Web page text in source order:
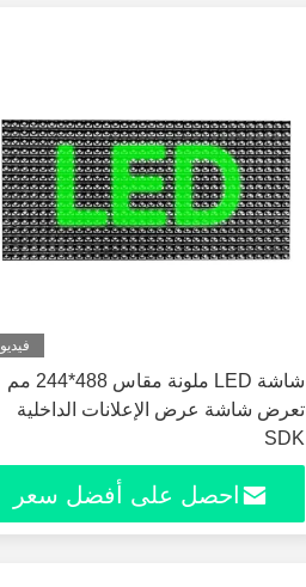
فيديو
شاشة LED ملونة مقاس 488*244 مم
تعرض شاشة عرض الإعلانات الداخلية
SDK
احصل على أفضل سعر